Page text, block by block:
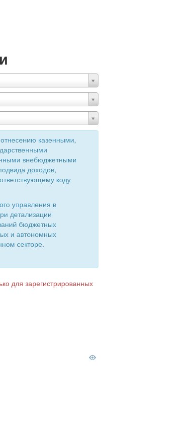
казенными,
внебюджетными
доходов,
коду
управления в
детализации
бюджетных
и автономных
секторе.
для зарегистрированных